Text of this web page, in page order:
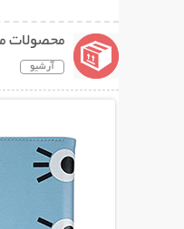
محصولات
آرشیو